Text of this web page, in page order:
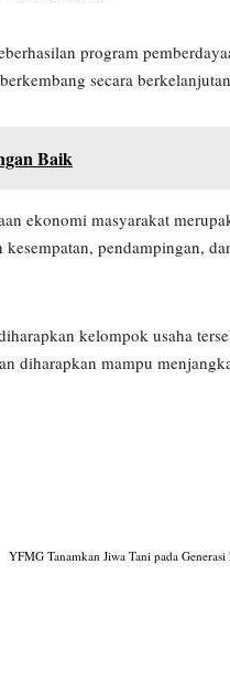
program
secara
Baik
ekonomi masyarakat
pendampingan,
kelompok usaha
diharapkan mampu
YFMG Tanamkan Jiwa Tani pada